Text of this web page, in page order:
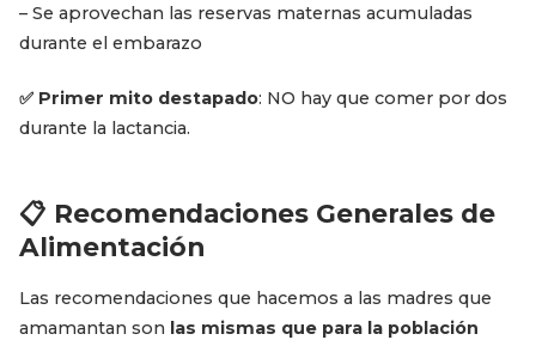
– Se aprovechan las reservas maternas acumuladas
durante el embarazo
✅ Primer mito destapado: NO hay que comer por dos
durante la lactancia.
📋 Recomendaciones Generales de
Alimentación
Las recomendaciones que hacemos a las madres que
amamantan son las mismas que para la población